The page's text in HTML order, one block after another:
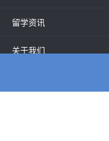
留学资讯
关于我们